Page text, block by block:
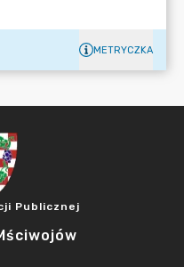
METRYCZKA
Publicznej